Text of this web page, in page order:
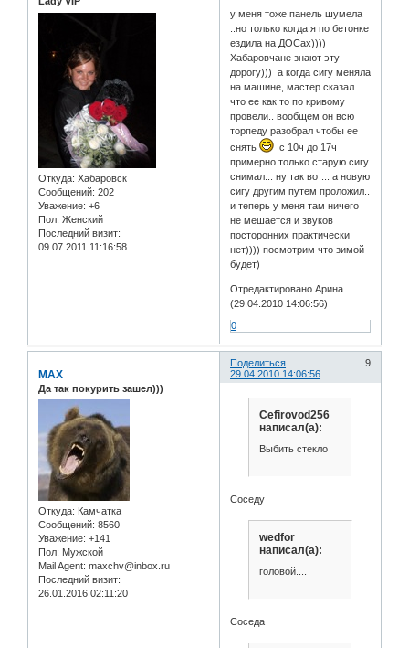
Откуда: Хабаровск
Сообщений: 202
Уважение: +6
Пол: Женский
Последний визит:
09.07.2011 11:16:58
у меня тоже панель шумела
..но только когда я по бетонке
ездила на ДОСах))))
Хабаровчане знают эту
дорогу))) а когда сигу меняла
на машине, мастер сказал
что ее как то по кривому
провели.. вообщем он всю
торпеду разобрал чтобы ее
снять
с 10ч до 17ч
примерно только старую сигу
снимал... ну так вот... а новую
сигу другим путем проложил..
и теперь у меня там ничего
не мешается и звуков
посторонних практически
нет)))) посмотрим что зимой
будет)
Отредактировано Арина
(29.04.2010 14:06:56)
0
Поделиться
9
29.04.2010 14:06:56
MAX
Да так покурить зашел)))
Откуда: Камчатка
Сообщений: 8560
Уважение: +141
Пол: Мужской
Mail Agent: maxchv@inbox.ru
Последний визит:
26.01.2016 02:11:20
Cefirovod256
написал(а):
Выбить стекло
Соседу
wedfor
написал(а):
головой....
Соседа